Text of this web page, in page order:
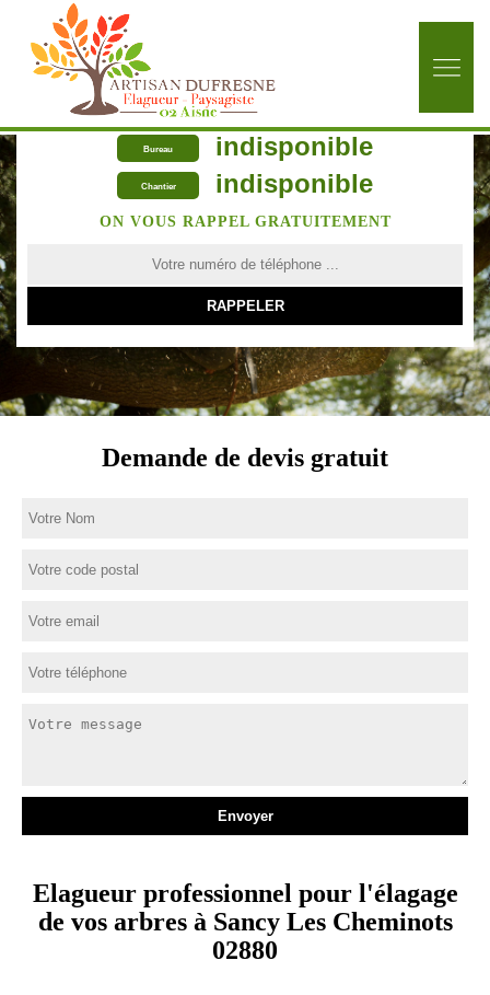
Bureau indisponible
Chantier indisponible
ON VOUS RAPPEL GRATUITEMENT
Demande de devis gratuit
Elagueur professionnel pour l'élagage
de vos arbres à Sancy Les Cheminots
02880